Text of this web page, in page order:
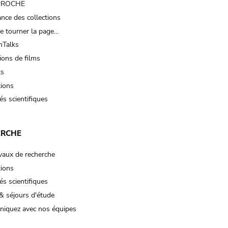
des collections
tourner la page…
de films
scientifiques
de recherche
scientifiques
séjours d'étude
avec nos équipes